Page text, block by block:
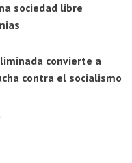
sociedad libre
convierte a
contra el socialismo